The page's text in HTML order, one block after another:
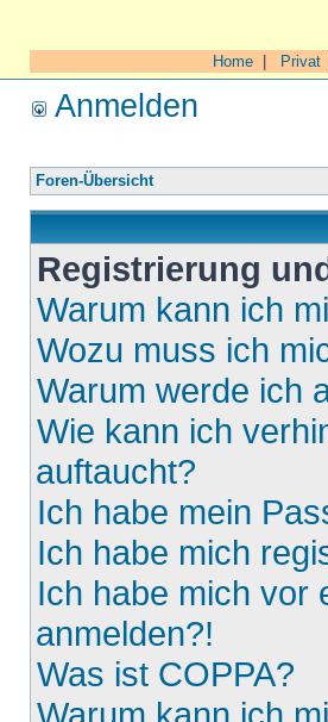
Home Privat
Anmelden
Foren-Übersicht
Registrierung
Warum kann ich
Wozu muss ich
Warum werde ich
Wie kann ich
auftaucht?
Ich habe mein
Ich habe mich
Ich habe mich vor
anmelden?!
Was ist COPPA?